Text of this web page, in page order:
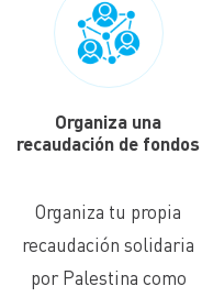
Organiza una
recaudación de fondos
Organiza tu propia
recaudación solidaria
por Palestina como